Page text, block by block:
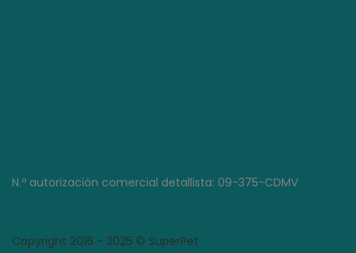
N.º autorización comercial detallista: 09-375-CDMV
Copyright 2016 - 2025 © SuperPet